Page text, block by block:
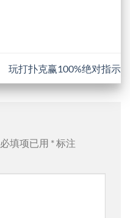
玩打扑克赢100%绝对指示
必填项已用 *标注